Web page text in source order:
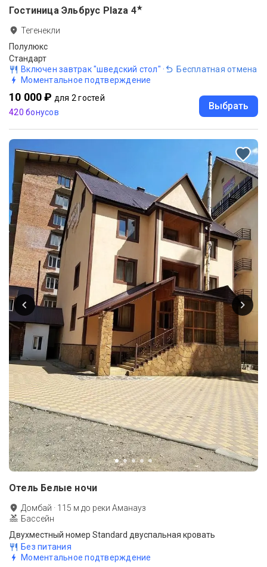
Гостиница Эльбрус Plaza 4★
Тегенекли
Полулюкс
Стандарт
Включен завтрак "шведский стол" ·
Бесплатная отмена
Моментальное подтверждение
10 000 ₽ для 2 гостей
420 бонусов
Выбрать
Отель Белые ночи
Домбай · 115 м до реки Аманауз
Бассейн
Двухместный номер Standard двуспальная кровать
Без питания
Моментальное подтверждение